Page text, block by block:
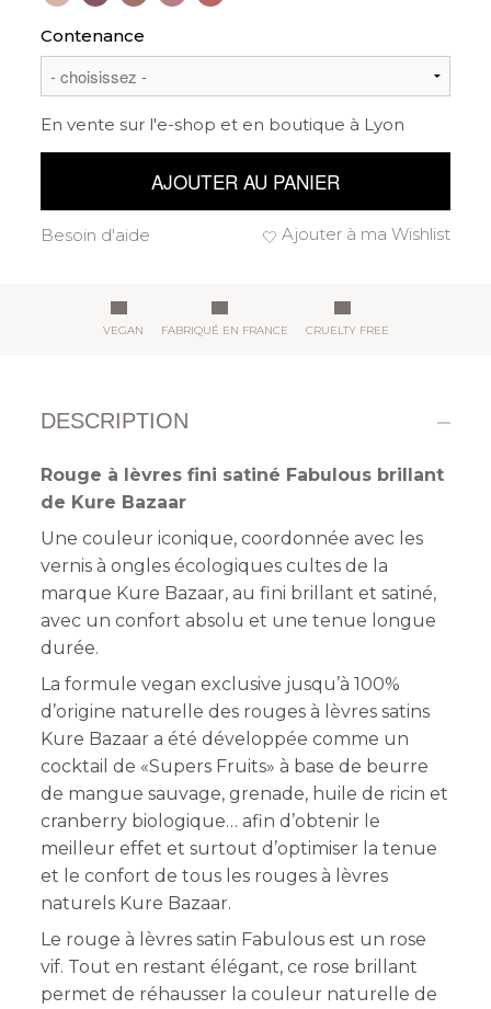
Contenance
En vente sur l'e-shop et en boutique à Lyon
AJOUTER AU PANIER
Ajouter à ma Wishlist
Besoin d'aide
VEGAN FABRIQUÉ EN FRANCE CRUELTY FREE
DESCRIPTION
Rouge à lèvres fini satiné Fabulous brillant
de Kure Bazaar
Une couleur iconique, coordonnée avec les
vernis à ongles écologiques cultes de la
marque Kure Bazaar, au fini brillant et satiné,
avec un confort absolu et une tenue longue
durée.
La formule vegan exclusive jusqu’à 100%
d’origine naturelle des rouges à lèvres satins
Kure Bazaar a été développée comme un
cocktail de «Supers Fruits» à base de beurre
de mangue sauvage, grenade, huile de ricin et
cranberry biologique… afin d’obtenir le
meilleur effet et surtout d’optimiser la tenue
et le confort de tous les rouges à lèvres
naturels Kure Bazaar.
Le rouge à lèvres satin Fabulous est un rose
vif. Tout en restant élégant, ce rose brillant
permet de réhausser la couleur naturelle de